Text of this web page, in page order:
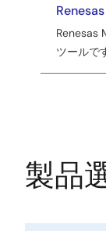
ェ
ア
／
Renesas
ツールで
製品